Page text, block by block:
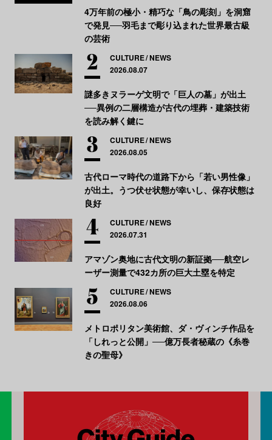
4万年前の極小・精巧な「鳥の彫刻」を洞窟
で発見──羽毛まで彫り込まれた世界最古級
の芸術
CULTURE NEWS
2026.08.07
謎多きヌラーゲ文明で「巨人の墓」が出土
──異例の二層構造が古代の埋葬・建築技術
を読み解く鍵に
CULTURE NEWS
2026.08.05
古代ローマ時代の道路下から「若い男性像」
が出土。うつ伏せ状態が幸いし、保存状態は
良好
CULTURE NEWS
2026.07.31
アマゾン奥地に古代文明の新証拠──航空レ
ーザー測量で432カ所の巨大土塁を特定
CULTURE NEWS
2026.08.06
メトロポリタン美術館、ダ・ヴィンチ作品を
「しれっと公開」──億万長者秘蔵の《糸巻
きの聖母》